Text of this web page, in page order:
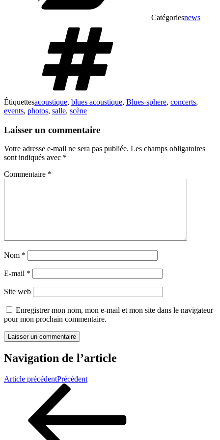
Catégoriesnews
Étiquettesacoustique, blues acoustique, Blues-sphere, concerts,
events, photos, salle, scène
Laisser un commentaire
Votre adresse e-mail ne sera pas publiée. Les champs obligatoires
sont indiqués avec *
Commentaire *
Nom *
E-mail *
Site web
Enregistrer mon nom, mon e-mail et mon site dans le navigateur
pour mon prochain commentaire.
Navigation de l’article
Article précédentPrécédent